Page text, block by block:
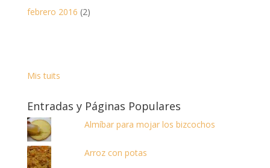
febrero 2016 (2)
Mis tuits
Entradas y Páginas Populares
Almíbar para mojar los bizcochos
Arroz con potas